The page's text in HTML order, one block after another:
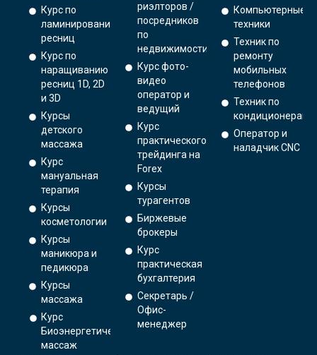
Курс по
ламинированию
ресниц
Курс по
наращиванию
ресниц 1D, 2D
и 3D
Курсы
детского
массажа
Курс
мануальная
терапия
Курсы
косметологии
Курсы
маникюра и
педикюра
Курсы
массажа
Курс
Биоэнергетический
массаж
риэлторов /
посредников
по
недвижимости
Курс фото-
видео
оператор и
ведущий
Курс
практического
трейдинга на
Forex
Курсы
турагентов
Биржевые
брокеры
Курс
практическая
бухгалтерия
Секретарь /
Офис-
менеджер
Компьютерные
техники
Техник по
ремонту
мобильных
телефонов
Техник по
кондиционерам
Оператор и
наладчик CNC